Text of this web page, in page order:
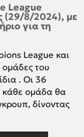
League
(29/8/2024), με
για τη
League και
ομάδες του
. Οι 36
κάθε ομάδα θα
δίνοντας